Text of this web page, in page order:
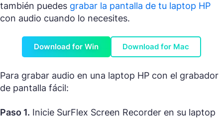
también puedes grabar la pantalla de tu laptop HP
con audio cuando lo necesites.
Download for Win Download for Mac
Para grabar audio en una laptop HP con el grabador
de pantalla fácil:
Paso 1. Inicie SurFlex Screen Recorder en su laptop